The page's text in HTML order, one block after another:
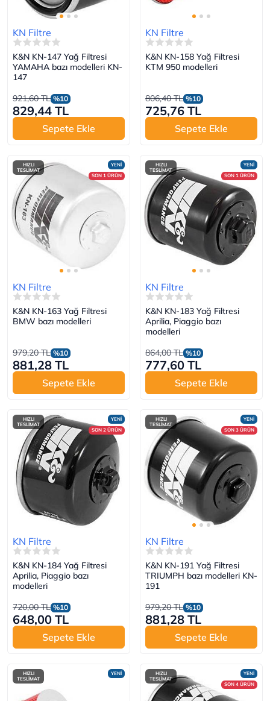
KN Filtre
K&N KN-147 Yağ Filtresi
YAMAHA bazı modelleri KN-
147
921,60 TL %10
829,44 TL
Sepete Ekle
KN Filtre
K&N KN-158 Yağ Filtresi
KTM 950 modelleri
806,40 TL %10
725,76 TL
Sepete Ekle
YENİ
SON 1 ÜRÜN
HIZLI
TESLİMAT
KN Filtre
K&N KN-163 Yağ Filtresi
BMW bazı modelleri
979,20 TL %10
881,28 TL
Sepete Ekle
YENİ
SON 1 ÜRÜN
HIZLI
TESLİMAT
KN Filtre
K&N KN-183 Yağ Filtresi
Aprilia, Piaggio bazı
modelleri
864,00 TL %10
777,60 TL
Sepete Ekle
YENİ
SON 2 ÜRÜN
HIZLI
TESLİMAT
KN Filtre
K&N KN-184 Yağ Filtresi
Aprilia, Piaggio bazı
modelleri
720,00 TL %10
648,00 TL
Sepete Ekle
YENİ
SON 3 ÜRÜN
HIZLI
TESLİMAT
KN Filtre
K&N KN-191 Yağ Filtresi
TRIUMPH bazı modelleri KN-
191
979,20 TL %10
881,28 TL
Sepete Ekle
YENİ
HIZLI
TESLİMAT
YENİ
SON 4 ÜRÜN
HIZLI
TESLİMAT